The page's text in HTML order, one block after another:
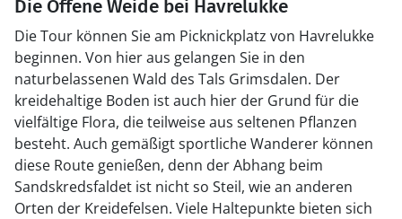
Die Offene Weide bei Havrelukke
Die Tour können Sie am Picknickplatz von Havrelukke
beginnen. Von hier aus gelangen Sie in den
naturbelassenen Wald des Tals Grimsdalen. Der
kreidehaltige Boden ist auch hier der Grund für die
vielfältige Flora, die teilweise aus seltenen Pflanzen
besteht. Auch gemäßigt sportliche Wanderer können
diese Route genießen, denn der Abhang beim
Sandskredsfaldet ist nicht so Steil, wie an anderen
Orten der Kreidefelsen. Viele Haltepunkte bieten sich